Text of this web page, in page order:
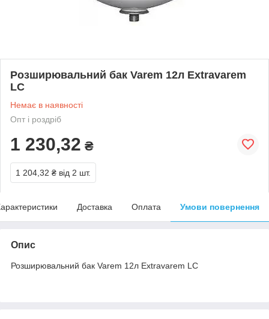
Розширювальний бак Varem 12л Extravarem
LC
Немає в наявності
Опт і роздріб
1 230,32 ₴
1 204,32 ₴ від 2 шт.
Доставка Оплата Умови повернення
Опис
Розширювальний бак Varem 12л Extravarem LC